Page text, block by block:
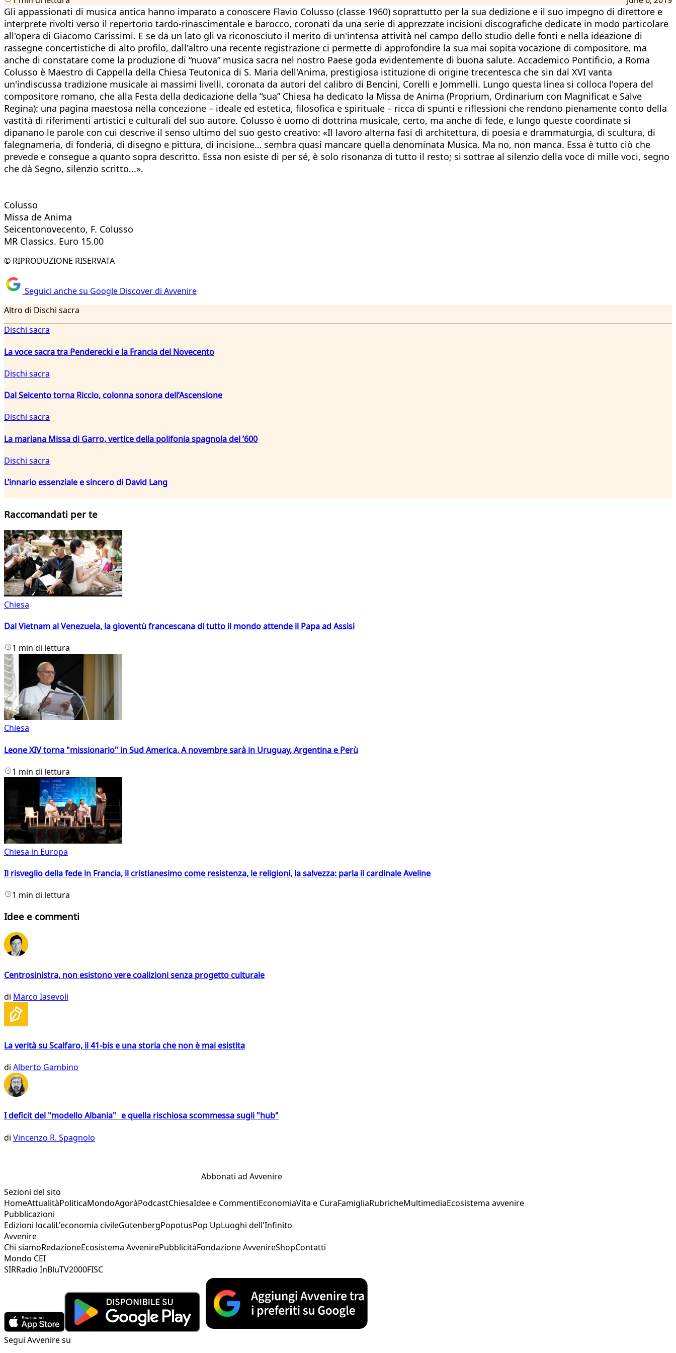
Gli appassionati di musica antica hanno imparato a conoscere Flavio Colusso (classe 1960) soprattutto per la sua dedizione e il suo impegno di direttore e
interprete rivolti verso il repertorio tardo-rinascimentale e barocco, coronati da una serie di apprezzate incisioni discografiche dedicate in modo particolare
all'opera di Giacomo Carissimi. E se da un lato gli va riconosciuto il merito di un'intensa attività nel campo dello studio delle fonti e nella ideazione di
rassegne concertistiche di alto profilo, dall'altro una recente registrazione ci permette di approfondire la sua mai sopita vocazione di compositore, ma
anche di constatare come la produzione di “nuova” musica sacra nel nostro Paese goda evidentemente di buona salute. Accademico Pontificio, a Roma
Colusso è Maestro di Cappella della Chiesa Teutonica di S. Maria dell'Anima, prestigiosa istituzione di origine trecentesca che sin dal XVI vanta
un'indiscussa tradizione musicale ai massimi livelli, coronata da autori del calibro di Bencini, Corelli e Jommelli. Lungo questa linea si colloca l'opera del
compositore romano, che alla Festa della dedicazione della “sua” Chiesa ha dedicato la Missa de Anima (Proprium, Ordinarium con Magnificat e Salve
Regina): una pagina maestosa nella concezione – ideale ed estetica, filosofica e spirituale – ricca di spunti e riflessioni che rendono pienamente conto della
vastità di riferimenti artistici e culturali del suo autore. Colusso è uomo di dottrina musicale, certo, ma anche di fede, e lungo queste coordinate si
dipanano le parole con cui descrive il senso ultimo del suo gesto creativo: «Il lavoro alterna fasi di architettura, di poesia e drammaturgia, di scultura, di
falegnameria, di fonderia, di disegno e pittura, di incisione… sembra quasi mancare quella denominata Musica. Ma no, non manca. Essa è tutto ciò che
prevede e consegue a quanto sopra descritto. Essa non esiste di per sé, è solo risonanza di tutto il resto; si sottrae al silenzio della voce di mille voci, segno
che dà Segno, silenzio scritto...».
Colusso
Missa de Anima
Seicentonovecento, F. Colusso
MR Classics. Euro 15.00
© RIPRODUZIONE RISERVATA
Seguici anche su Google Discover di Avvenire
Altro di Dischi sacra
Dischi sacra
La voce sacra tra Penderecki e la Francia del Novecento
Dischi sacra
Dal Seicento torna Riccio, colonna sonora dell’Ascensione
Dischi sacra
La mariana Missa di Garro, vertice della polifonia spagnola del ’600
Dischi sacra
L’innario essenziale e sincero di David Lang
Raccomandati per te
Chiesa
Dal Vietnam al Venezuela, la gioventù francescana di tutto il mondo attende il Papa ad Assisi
1 min di lettura
Chiesa
Leone XIV torna "missionario" in Sud America. A novembre sarà in Uruguay, Argentina e Perù
1 min di lettura
Chiesa in Europa
Il risveglio della fede in Francia, il cristianesimo come resistenza, le religioni, la salvezza: parla il cardinale Aveline
1 min di lettura
Idee e commenti
Centrosinistra, non esistono vere coalizioni senza progetto culturale
di Marco Iasevoli
La verità su Scalfaro, il 41-bis e una storia che non è mai esistita
di Alberto Gambino
I deficit del "modello Albania" e quella rischiosa scommessa sugli "hub"
di Vincenzo R. Spagnolo
Abbonati ad Avvenire
Sezioni del sito
HomeAttualitàPoliticaMondoAgoràPodcastChiesaIdee e CommentiEconomiaVita e CuraFamigliaRubricheMultimediaEcosistema avvenire
Pubblicazioni
Edizioni localiL'economia civileGutenbergPopotusPop UpLuoghi dell'Infinito
Avvenire
Chi siamoRedazioneEcosistema AvvenirePubblicitàFondazione AvvenireShopContatti
Mondo CEI
SIRRadio InBluTV2000FISC
Segui Avvenire su